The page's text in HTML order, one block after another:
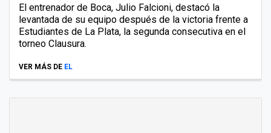
El entrenador de Boca, Julio Falcioni, destacó la
levantada de su equipo después de la victoria frente a
Estudiantes de La Plata, la segunda consecutiva en el
torneo Clausura.
VER MÁS DE EL